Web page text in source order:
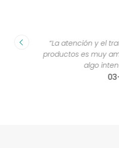
”
“La atención y el
productos es muy
algo